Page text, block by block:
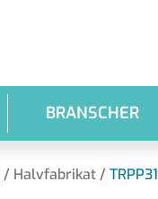
BRANSCHER
/ Halvfabrikat / TRPP31